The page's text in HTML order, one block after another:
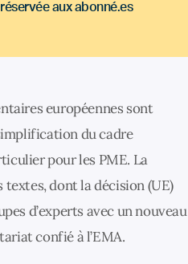
aux abonné.es
européennes sont
du cadre
pour les PME. La
dont la décision (UE)
d’experts avec un nouveau
confié à l’EMA.